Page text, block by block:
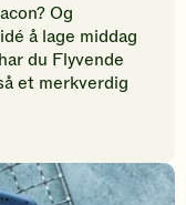
Og
å lage middag
du Flyvende
et merkverdig